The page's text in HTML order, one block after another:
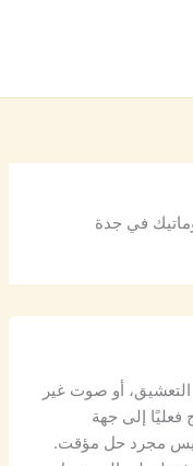
في جدة
التعشيق، أو صوت غير
فعليًا إلى جهة
مجرد حل مؤقت.